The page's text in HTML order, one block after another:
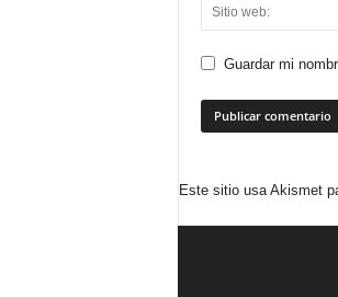
Guardar mi
Este sitio usa Akismet